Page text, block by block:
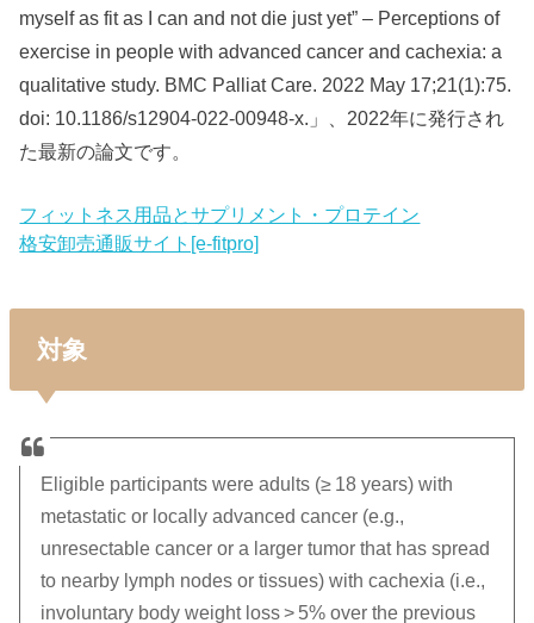
myself as fit as I can and not die just yet” – Perceptions of
exercise in people with advanced cancer and cachexia: a
qualitative study. BMC Palliat Care. 2022 May 17;21(1):75.
doi: 10.1186/s12904-022-00948-x.」、2022年に発行され
た最新の論文です。
フィットネス用品とサプリメント・プロテイン
格安卸売通販サイト[e-fitpro]
対象
Eligible participants were adults (≥ 18 years) with
metastatic or locally advanced cancer (e.g.,
unresectable cancer or a larger tumor that has spread
to nearby lymph nodes or tissues) with cachexia (i.e.,
involuntary body weight loss > 5% over the previous